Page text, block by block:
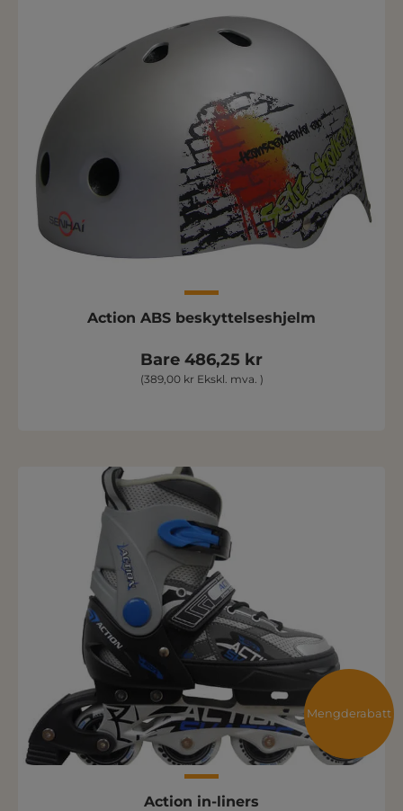
Action ABS beskyttelseshjelm
Bare 486,25 kr
(389,00 kr Ekskl. mva. )
Mengderabatt
Action in-liners